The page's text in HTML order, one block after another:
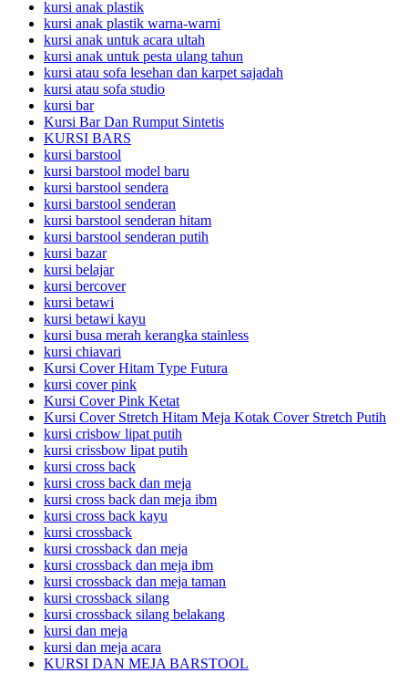
kursi anak plastik
kursi anak plastik warna-warni
kursi anak untuk acara ultah
kursi anak untuk pesta ulang tahun
kursi atau sofa lesehan dan karpet sajadah
kursi atau sofa studio
kursi bar
Kursi Bar Dan Rumput Sintetis
KURSI BARS
kursi barstool
kursi barstool model baru
kursi barstool sendera
kursi barstool senderan
kursi barstool senderan hitam
kursi barstool senderan putih
kursi bazar
kursi belajar
kursi bercover
kursi betawi
kursi betawi kayu
kursi busa merah kerangka stainless
kursi chiavari
Kursi Cover Hitam Type Futura
kursi cover pink
Kursi Cover Pink Ketat
Kursi Cover Stretch Hitam Meja Kotak Cover Stretch Putih
kursi crisbow lipat putih
kursi crissbow lipat putih
kursi cross back
kursi cross back dan meja
kursi cross back dan meja ibm
kursi cross back kayu
kursi crossback
kursi crossback dan meja
kursi crossback dan meja ibm
kursi crossback dan meja taman
kursi crossback silang
kursi crossback silang belakang
kursi dan meja
kursi dan meja acara
KURSI DAN MEJA BARSTOOL